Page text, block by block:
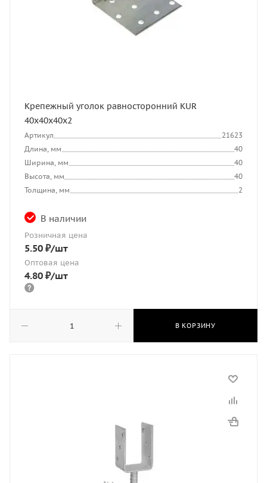
Крепежный уголок равносторонний KUR
40х40х40х2
Артикул
21623
Длина, мм
40
Ширина, мм
40
Высота, мм
40
Толщина, мм
2
В наличии
Розничная цена
5.50 ₽/шт
Оптовая цена
4.80 ₽/шт
В КОРЗИНУ